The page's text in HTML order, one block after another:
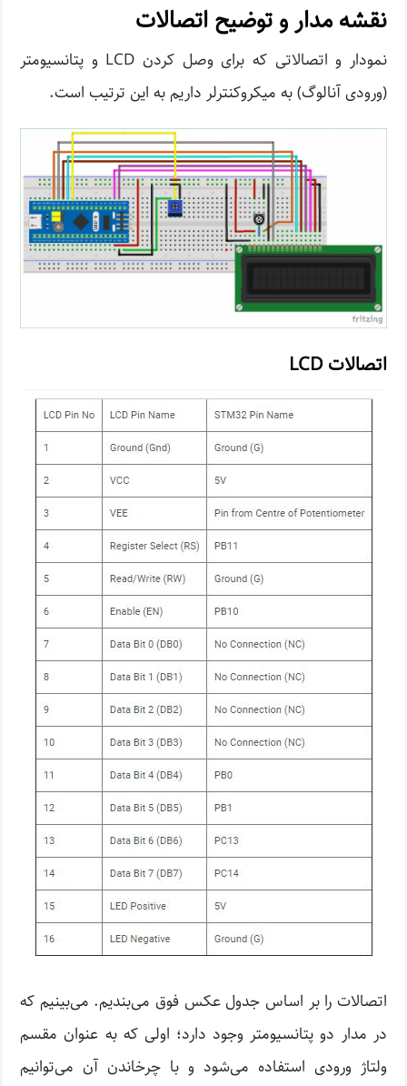
نقشه مدار و توضیح اتصالات
نمودار و اتصالاتی که برای وصل کردن LCD و پتانسیومتر
(ورودی آنالوگ) به میکروکنترلر داریم به این ترتیب است.
اتصالات LCD
اتصالات را بر اساس جدول عکس فوق می‌بندیم. می‌بینیم که
در مدار دو پتانسیومتر وجود دارد؛ اولی که به عنوان مقسم
ولتاژ ورودی استفاده می‌شود و با چرخاندن آن می‌توانیم